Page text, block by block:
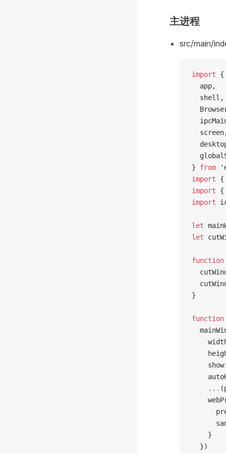
主进程
src/main/
import {
  app,
  shell,
} from
import {
import {
import
let
let
function
}
function
    ...
    }
  })